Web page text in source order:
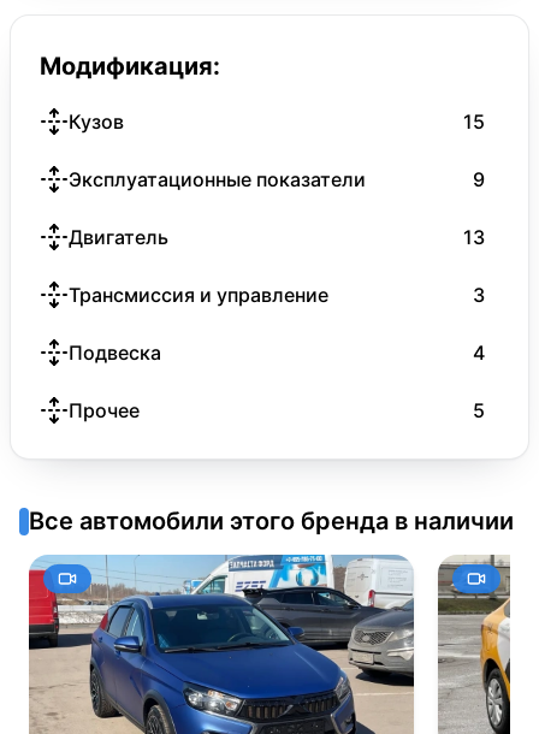
Модификация:
Кузов 15
Эксплуатационные показатели 9
Двигатель 13
Трансмиссия и управление 3
Подвеска 4
Прочее 5
Все автомобили этого бренда в наличии